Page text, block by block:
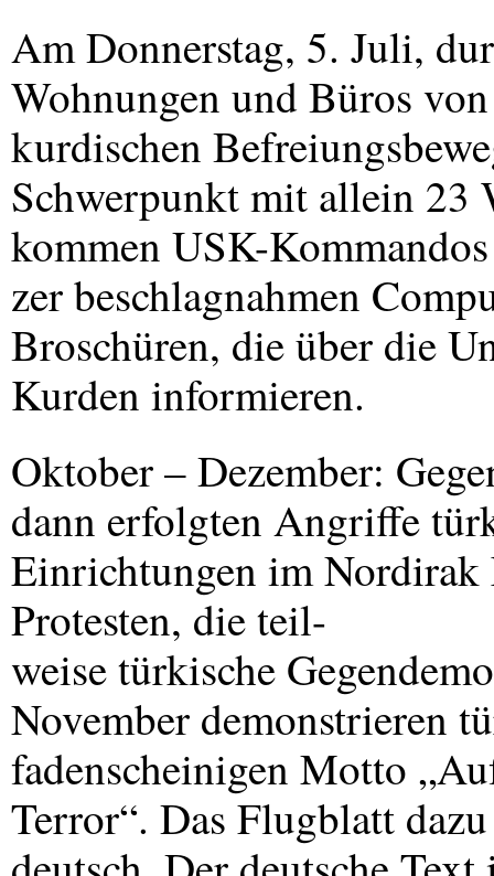
Am Donnerstag, 5. Juli,
Wohnungen und Büros
kurdischen
Schwerpunkt mit allein 23
kommen USK-
zer beschlagnahmen
Broschüren, die über die
Kurden informieren.
Oktober – Dezember:
dann erfolgten Angriffe
Einrichtungen im Nordirak
Protesten, die teil-
weise türkische
November demonstrieren
fadenscheinigen Motto
Terror“. Das Flugblatt